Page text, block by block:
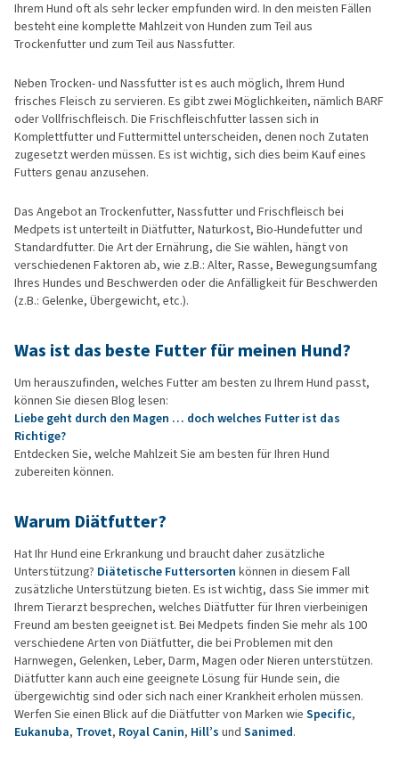
Ihrem Hund oft als sehr lecker empfunden wird. In den meisten Fällen
besteht eine komplette Mahlzeit von Hunden zum Teil aus
Trockenfutter und zum Teil aus Nassfutter.
Neben Trocken- und Nassfutter ist es auch möglich, Ihrem Hund
frisches Fleisch zu servieren. Es gibt zwei Möglichkeiten, nämlich BARF
oder Vollfrischfleisch. Die Frischfleischfutter lassen sich in
Komplettfutter und Futtermittel unterscheiden, denen noch Zutaten
zugesetzt werden müssen. Es ist wichtig, sich dies beim Kauf eines
Futters genau anzusehen.
Das Angebot an Trockenfutter, Nassfutter und Frischfleisch bei
Medpets ist unterteilt in Diätfutter, Naturkost, Bio-Hundefutter und
Standardfutter. Die Art der Ernährung, die Sie wählen, hängt von
verschiedenen Faktoren ab, wie z.B.: Alter, Rasse, Bewegungsumfang
Ihres Hundes und Beschwerden oder die Anfälligkeit für Beschwerden
(z.B.: Gelenke, Übergewicht, etc.).
Was ist das beste Futter für meinen Hund?
Um herauszufinden, welches Futter am besten zu Ihrem Hund passt,
können Sie diesen Blog lesen:
Liebe geht durch den Magen … doch welches Futter ist das
Richtige?
Entdecken Sie, welche Mahlzeit Sie am besten für Ihren Hund
zubereiten können.
Warum Diätfutter?
Hat Ihr Hund eine Erkrankung und braucht daher zusätzliche
Unterstützung? Diätetische Futtersorten können in diesem Fall
zusätzliche Unterstützung bieten. Es ist wichtig, dass Sie immer mit
Ihrem Tierarzt besprechen, welches Diätfutter für Ihren vierbeinigen
Freund am besten geeignet ist. Bei Medpets finden Sie mehr als 100
verschiedene Arten von Diätfutter, die bei Problemen mit den
Harnwegen, Gelenken, Leber, Darm, Magen oder Nieren unterstützen.
Diätfutter kann auch eine geeignete Lösung für Hunde sein, die
übergewichtig sind oder sich nach einer Krankheit erholen müssen.
Werfen Sie einen Blick auf die Diätfutter von Marken wie Specific,
Eukanuba, Trovet, Royal Canin, Hill’s und Sanimed.